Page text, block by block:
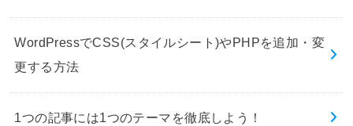
WordPressでCSS(スタイルシート)やPHPを追加・変
更する方法
1つの記事には1つのテーマを徹底しよう！